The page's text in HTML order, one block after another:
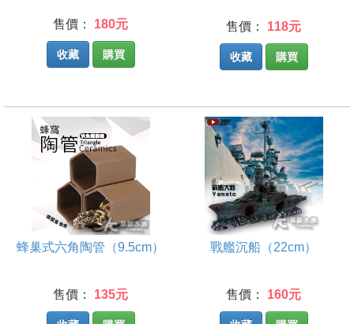
售價： 180元
收藏 購買
售價： 118元
收藏 購買
蜂巢式六角陶管（9.5cm）
售價： 135元
戰艦沉船（22cm）
售價： 160元